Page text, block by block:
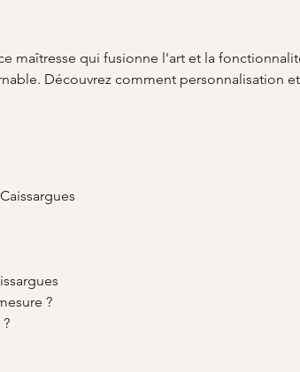
maîtresse qui fusionne l'art et la
Découvrez comment personnalisation
?